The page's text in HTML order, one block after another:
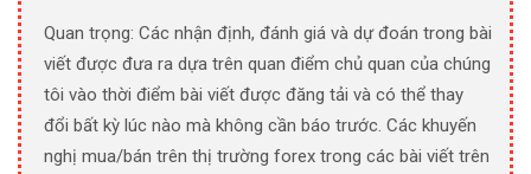
Quan trọng: Các nhận định, đánh giá và dự đoán trong bài
viết được đưa ra dựa trên quan điểm chủ quan của chúng
tôi vào thời điểm bài viết được đăng tải và có thể thay
đổi bất kỳ lúc nào mà không cần báo trước. Các khuyến
nghị mua/bán trên thị trường forex trong các bài viết trên